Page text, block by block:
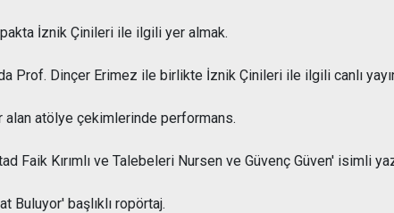
İznik Çinileri ile ilgili yer almak.
Prof. Dinçer Erimez ile birlikte İznik Çinileri ile ilgili canlı
atölye çekimlerinde performans.
Faik Kırımlı ve Talebeleri Nursen ve Güvenç Güven' isimli
Buluyor' başlıklı ropörtaj.